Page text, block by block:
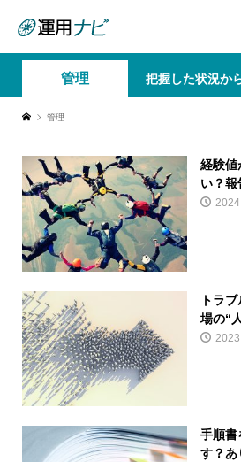
管理 把握した状況か
管理
経験値
い？報
トラ
場の“
手順書
す？あ